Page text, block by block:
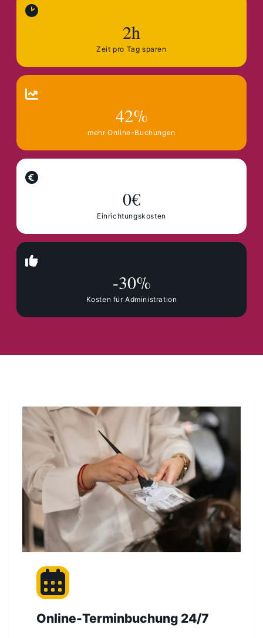
2h
Zeit pro Tag sparen
42%
mehr Online-Buchungen
0€
Einrichtungskosten
-30%
Kosten für Administration
Online-Terminbuchung 24/7